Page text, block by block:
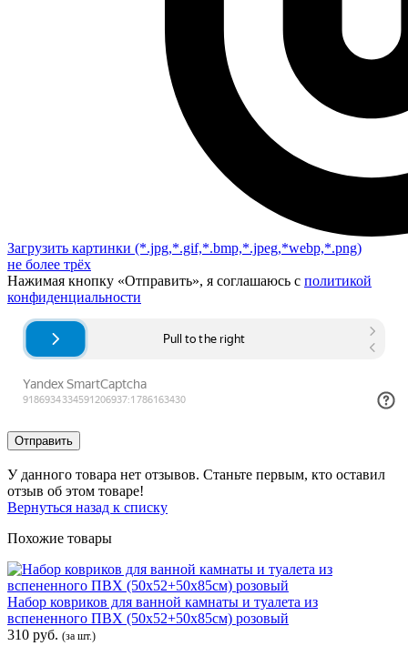
Загрузить картинки (*.jpg,*.gif,*.bmp,*.jpeg,*webp,*.png)
не более трёх
Нажимая кнопку «Отправить», я соглашаюсь с политикой
конфиденциальности
Отправить
У данного товара нет отзывов. Станьте первым, кто оставил
отзыв об этом товаре!
Вернуться назад к списку
Похожие товары
Набор ковриков для ванной камнаты и туалета из
вспененного ПВХ (50х52+50х85см) розовый
310 руб. (за шт.)